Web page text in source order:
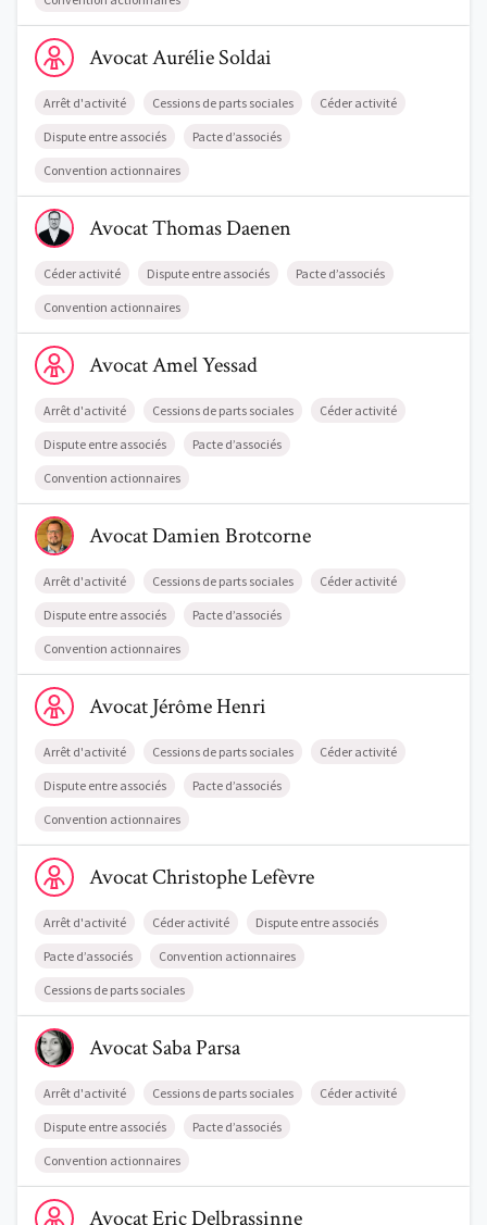
Voir le profil de AvocatAurélie Soldai
AvocatAurélieSoldai
Arrêt d'activité Cessions de parts sociales Céder activité
Dispute entre associés Pacte d’associés
Convention actionnaires
Voir le profil de AvocatThomas Daenen
AvocatThomasDaenen
Céder activité Dispute entre associés Pacte d’associés
Convention actionnaires
Voir le profil de AvocatAmel Yessad
AvocatAmelYessad
Arrêt d'activité Cessions de parts sociales Céder activité
Dispute entre associés Pacte d’associés
Convention actionnaires
Voir le profil de AvocatDamien Brotcorne
AvocatDamienBrotcorne
Arrêt d'activité Cessions de parts sociales Céder activité
Dispute entre associés Pacte d’associés
Convention actionnaires
Voir le profil de AvocatJérôme Henri
AvocatJérômeHenri
Arrêt d'activité Cessions de parts sociales Céder activité
Dispute entre associés Pacte d’associés
Convention actionnaires
Voir le profil de AvocatChristophe Lefèvre
AvocatChristopheLefèvre
Arrêt d'activité Céder activité Dispute entre associés
Pacte d’associés Convention actionnaires
Cessions de parts sociales
Voir le profil de AvocatSaba Parsa
AvocatSabaParsa
Arrêt d'activité Cessions de parts sociales Céder activité
Dispute entre associés Pacte d’associés
Convention actionnaires
Voir le profil de AvocatEric Delbrassinne
AvocatEricDelbrassinne